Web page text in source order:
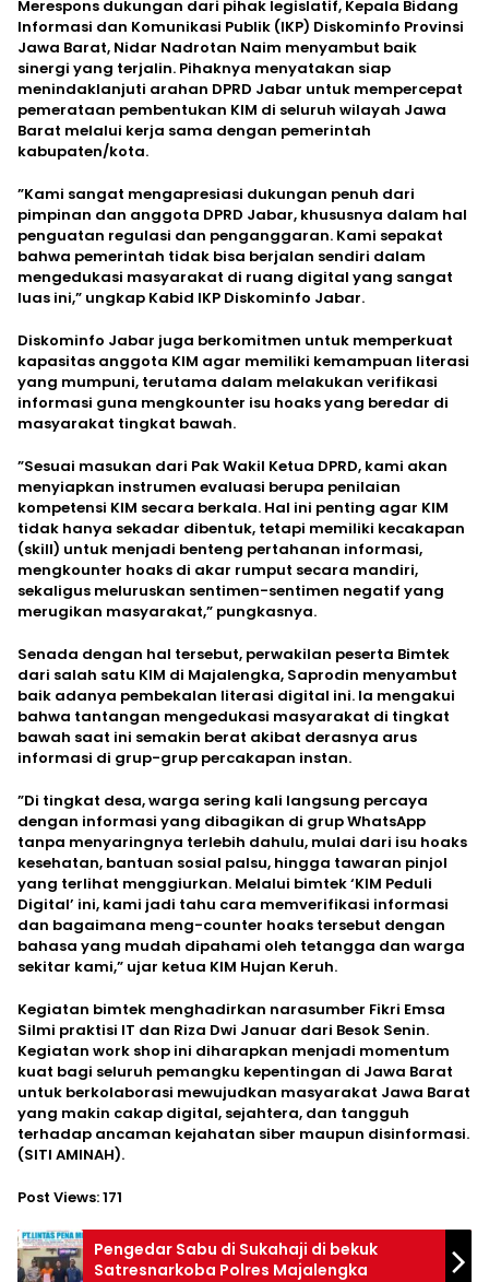
​Merespons dukungan dari pihak legislatif, Kepala Bidang
Informasi dan Komunikasi Publik (IKP) Diskominfo Provinsi
Jawa Barat, Nidar Nadrotan Naim menyambut baik
sinergi yang terjalin. Pihaknya menyatakan siap
menindaklanjuti arahan DPRD Jabar untuk mempercepat
pemerataan pembentukan KIM di seluruh wilayah Jawa
Barat melalui kerja sama dengan pemerintah
kabupaten/kota.
​”Kami sangat mengapresiasi dukungan penuh dari
pimpinan dan anggota DPRD Jabar, khususnya dalam hal
penguatan regulasi dan penganggaran. Kami sepakat
bahwa pemerintah tidak bisa berjalan sendiri dalam
mengedukasi masyarakat di ruang digital yang sangat
luas ini,” ungkap Kabid IKP Diskominfo Jabar.
​Diskominfo Jabar juga berkomitmen untuk memperkuat
kapasitas anggota KIM agar memiliki kemampuan literasi
yang mumpuni, terutama dalam melakukan verifikasi
informasi guna mengkounter isu hoaks yang beredar di
masyarakat tingkat bawah.
​”Sesuai masukan dari Pak Wakil Ketua DPRD, kami akan
menyiapkan instrumen evaluasi berupa penilaian
kompetensi KIM secara berkala. Hal ini penting agar KIM
tidak hanya sekadar dibentuk, tetapi memiliki kecakapan
(skill) untuk menjadi benteng pertahanan informasi,
mengkounter hoaks di akar rumput secara mandiri,
sekaligus meluruskan sentimen-sentimen negatif yang
merugikan masyarakat,” pungkasnya.
Senada dengan hal tersebut, perwakilan peserta Bimtek
dari salah satu KIM di Majalengka, Saprodin menyambut
baik adanya pembekalan literasi digital ini. Ia mengakui
bahwa tantangan mengedukasi masyarakat di tingkat
bawah saat ini semakin berat akibat derasnya arus
informasi di grup-grup percakapan instan.
​”Di tingkat desa, warga sering kali langsung percaya
dengan informasi yang dibagikan di grup WhatsApp
tanpa menyaringnya terlebih dahulu, mulai dari isu hoaks
kesehatan, bantuan sosial palsu, hingga tawaran pinjol
yang terlihat menggiurkan. Melalui bimtek ‘KIM Peduli
Digital’ ini, kami jadi tahu cara memverifikasi informasi
dan bagaimana meng-counter hoaks tersebut dengan
bahasa yang mudah dipahami oleh tetangga dan warga
sekitar kami,” ujar ketua KIM Hujan Keruh.
​Kegiatan bimtek menghadirkan narasumber Fikri Emsa
Silmi praktisi IT dan Riza Dwi Januar dari Besok Senin.
Kegiatan work shop ini diharapkan menjadi momentum
kuat bagi seluruh pemangku kepentingan di Jawa Barat
untuk berkolaborasi mewujudkan masyarakat Jawa Barat
yang makin cakap digital, sejahtera, dan tangguh
terhadap ancaman kejahatan siber maupun disinformasi.
(SITI AMINAH).
Post Views:171
Pengedar Sabu di Sukahaji di bekuk
Satresnarkoba Polres Majalengka